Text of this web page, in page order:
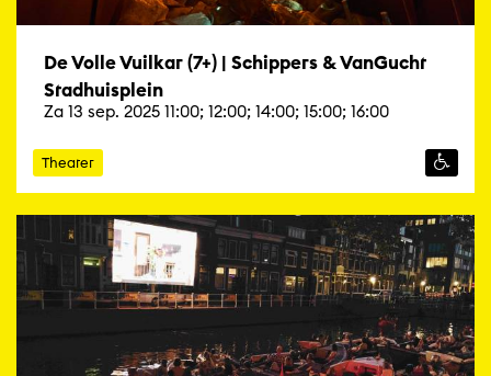
De Volle Vuilkar (7+) | Schippers & VanGucht
Stadhuisplein
Za 13 sep. 2025 11:00; 12:00; 14:00; 15:00; 16:00
Theater